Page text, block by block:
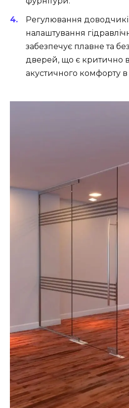
Регулювання
налаштування
забезпечує плавне та
дверей, що є критично
акустичного комфорту